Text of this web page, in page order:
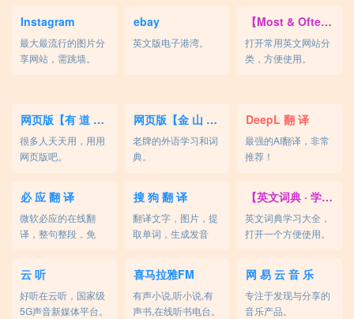
Instagram
最大最流行的图片分
享网站，需跳墙。
ebay
英文版电子港湾。
【Most & Often】
打开常用英文网站分
类，方便使用。
网页版【有 道 词 典】
很多人天天用，用用
网页版吧。
网页版【金 山 词 霸】
老牌的外语学习和词
典。
DeepL 翻 译
最强的AI翻译，非常
推荐！
必 应 翻 译
微软必应的在线翻
译，整句整段，免
搜 狗 翻 译
翻译文字，图片，提
取单词，生成发音
【英文词典 · 学习】
英文词典学习大全，
打开一个方便使用。
云 听
好听在云听，国家级
5G声音新媒体平台。
喜马拉雅FM
有声小说,听小说,有
声书,在线听书电台。
网 易 云 音 乐
专注于发现与分享的
音乐产品。